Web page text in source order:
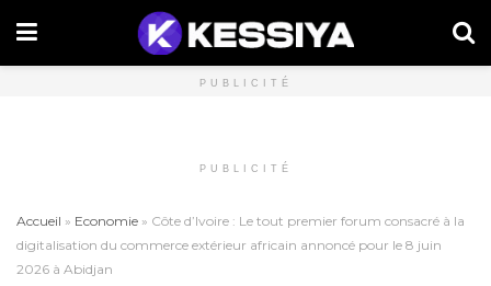
PUBLICITÉ
PUBLICITÉ
Accueil » Economie » Côte d’Ivoire : Le tout premier forum consacré à la
digitalisation du commerce extérieur africain annoncé pour le 8 juin
2026 à Abidjan